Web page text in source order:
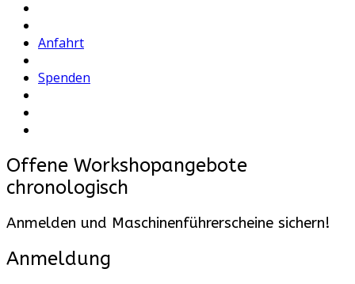
Anfahrt
Spenden
Offene Workshopangebote
chronologisch
Anmelden und Maschinenführerscheine sichern!
Anmeldung